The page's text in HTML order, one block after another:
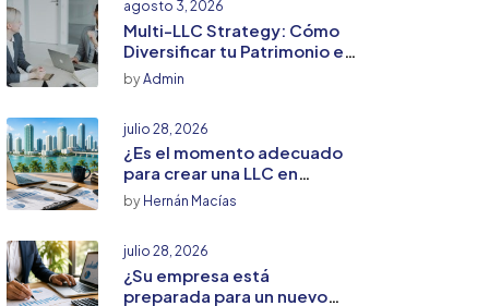
agosto 3, 2026
Multi-LLC Strategy: Cómo
Diversificar tu Patrimonio en
Florida sin Multiplicar tu
Riesgo Fiscal
byAdmin
julio 28, 2026
¿Es el momento adecuado
para crear una LLC en
Estados Unidos? Lo que
todo emprendedor debe
byHernán Macías
julio 28, 2026
¿Su empresa está
preparada para un nuevo